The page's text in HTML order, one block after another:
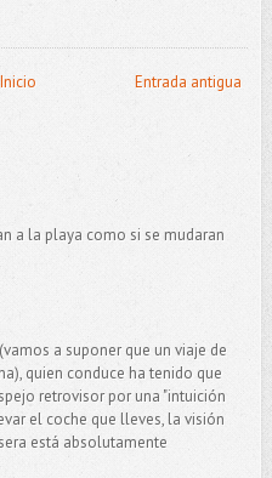
Entrada antigua
Inicio
a la playa como si se mudaran
a suponer que un viaje de
quien conduce ha tenido que
retrovisor por una "intuición
el coche que lleves, la visión
está absolutamente